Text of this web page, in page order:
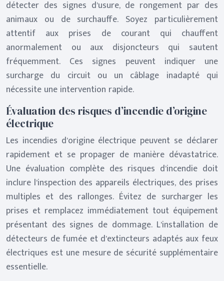
détecter des signes d’usure, de rongement par des
animaux ou de surchauffe. Soyez particulièrement
attentif aux prises de courant qui chauffent
anormalement ou aux disjoncteurs qui sautent
fréquemment. Ces signes peuvent indiquer une
surcharge du circuit ou un câblage inadapté qui
nécessite une intervention rapide.
Évaluation des risques d’incendie d’origine
électrique
Les incendies d’origine électrique peuvent se déclarer
rapidement et se propager de manière dévastatrice.
Une évaluation complète des risques d’incendie doit
inclure l’inspection des appareils électriques, des prises
multiples et des rallonges. Évitez de surcharger les
prises et remplacez immédiatement tout équipement
présentant des signes de dommage. L’installation de
détecteurs de fumée et d’extincteurs adaptés aux feux
électriques est une mesure de sécurité supplémentaire
essentielle.